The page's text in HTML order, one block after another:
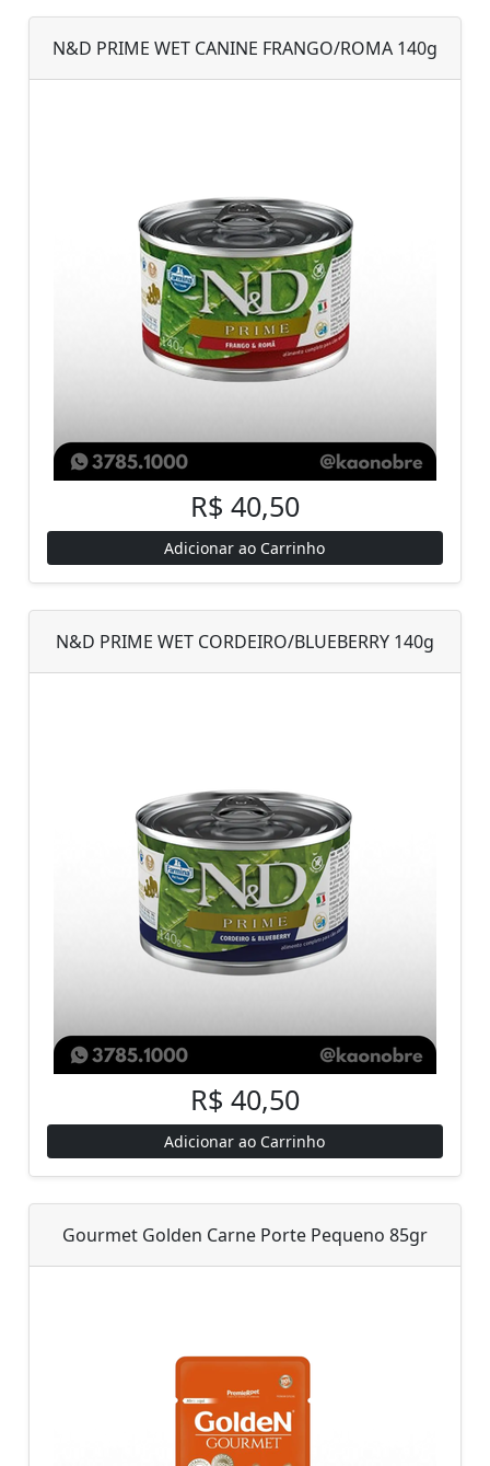
N&D PRIME WET CANINE FRANGO/ROMA 140g
R$ 40,50
Adicionar ao Carrinho
N&D PRIME WET CORDEIRO/BLUEBERRY 140g
R$ 40,50
Adicionar ao Carrinho
Gourmet Golden Carne Porte Pequeno 85gr